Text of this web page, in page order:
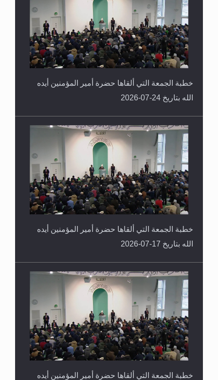
خطبة الجمعة التي ألقاها حضرة أمير المؤمنين أيده
الله بتاريخ 24-07-2026
خطبة الجمعة التي ألقاها حضرة أمير المؤمنين أيده
الله بتاريخ 17-07-2026
خطبة الجمعة التي ألقاها حضرة أمير المؤمنين أيده